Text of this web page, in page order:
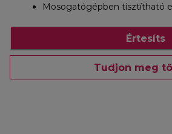
Mosogatógépben tisztítható
Értesíts
Tudjon meg